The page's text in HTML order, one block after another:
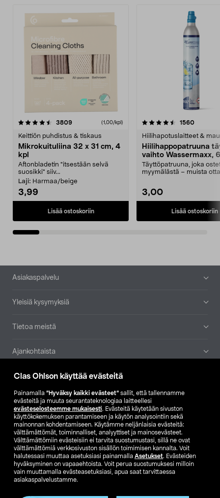
Clas Ohlson käyttää evästeitä
Painamalla ”Hyväksy kaikki evästeet” sallit, että tallennamme
evästeitä ja muuta seurantateknologiaa laitteellesi
evästeselosteemme mukaisesti. Evästeitä käytetään sivuston
käyttökokemuksen parantamiseen ja käytön analysointiin sekä
mainonnan kohdentamiseen. Käytämme neljänlaisia evästeitä:
välttämättömät, toiminnalliset, analyyttiset ja mainosevästeet.
Välttämättömiin evästeisiin ei tarvita suostumustasi, sillä ne ovat
välttämättömiä verkkosivuston sisällön toimimisen kannalta. Voit
halutessasi muuttaa asetuksiasi painamalla Asetukset. Evästeiden
hyväksyminen on vapaaehtoista. Voit perua suostumuksesi milloin
vain muuttamalla evästeasetuksiasi, apua saat tarvittaessa
asiakaspalvelustamme.
3809arvostelut (1,00/kpl)
Keittiön puhdistus & tiskaus
Mikrokuituliina 32 x 31 cm, 4
kpl
Aftonbladetin "itsestään selvä
suosikki" siiv...
Laji: Harmaa/beige
3,99
Lisää ostoskoriin
4.5viidestä
1560
Hiilihapotuslaitteet &
Hiilihappopatruuna
vaihto Wassermaxx,
Täyttöpatruuna, joka
myymälästä – muista
3,00
Lisää ostoskoriin
4.5viidestä
Alatunniste
Asiakaspalvelu
Yleisiä kysymyksiä
Tietoa meistä
Ajankohtaista
Muut yrityksemme
Etsi myymälä
SE NO FI
FI SV